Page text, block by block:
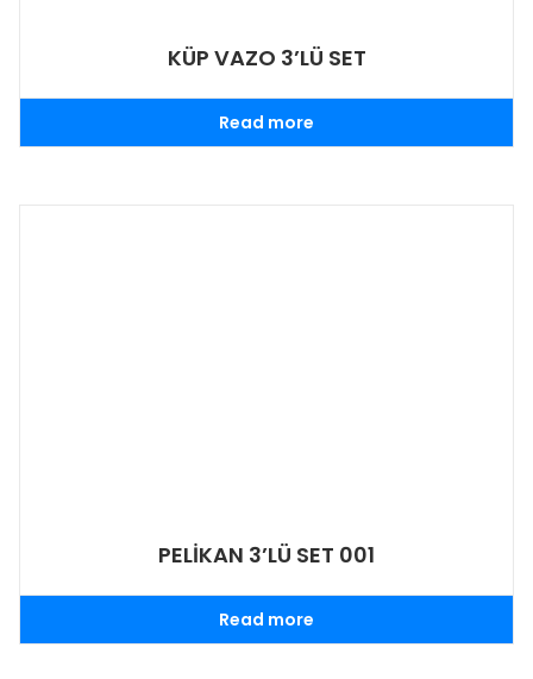
KÜP VAZO 3’LÜ SET
Read more
PELİKAN 3’LÜ SET 001
Read more